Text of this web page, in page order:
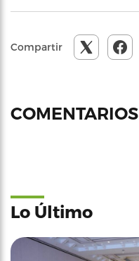
Compartir
COMENTARIOS
Lo Último